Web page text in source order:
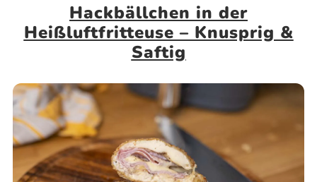
Hackbällchen in der
Heißluftfritteuse – Knusprig &
Saftig